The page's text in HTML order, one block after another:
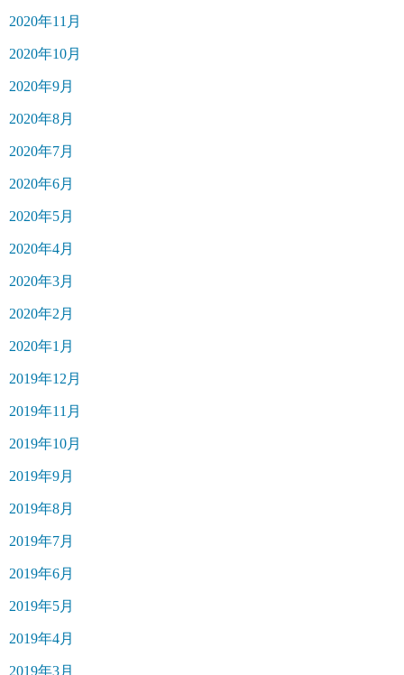
2020年11月
2020年10月
2020年9月
2020年8月
2020年7月
2020年6月
2020年5月
2020年4月
2020年3月
2020年2月
2020年1月
2019年12月
2019年11月
2019年10月
2019年9月
2019年8月
2019年7月
2019年6月
2019年5月
2019年4月
2019年3月